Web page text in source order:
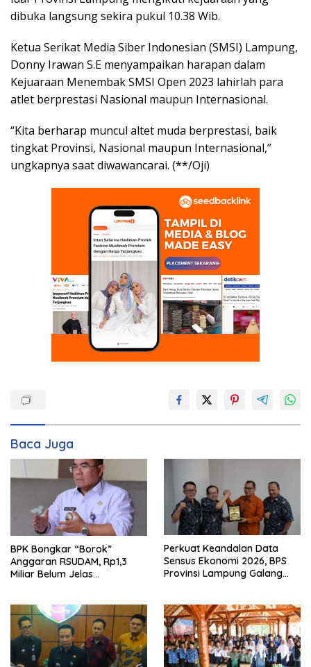
dibuka langsung sekira pukul 10.38 Wib.
Ketua Serikat Media Siber Indonesian (SMSI) Lampung,
Donny Irawan S.E menyampaikan harapan dalam
Kejuaraan Menembak SMSI Open 2023 lahirlah para
atlet berprestasi Nasional maupun Internasional.
“Kita berharap muncul altet muda berprestasi, baik
tingkat Provinsi, Nasional maupun Internasional,”
ungkapnya saat diwawancarai. (**/Oji)
Baca Juga
BPK Bongkar “Borok”
Anggaran RSUDAM, Rp1,3
Miliar Belum Jelas
Perkuat Keandalan Data
Sensus Ekonomi 2026, BPS
Provinsi Lampung Galang